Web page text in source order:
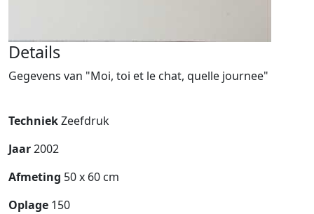
Details
Gegevens van "Moi, toi et le chat, quelle journee"
TechniekZeefdruk
Jaar2002
Afmeting 50 x 60 cm
Oplage 150